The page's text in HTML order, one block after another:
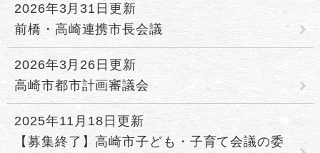
2026年3月31日更新
前橋・高崎連携市長会議
2026年3月26日更新
高崎市都市計画審議会
2025年11月18日更新
【募集終了】高崎市子ども・子育て会議の委